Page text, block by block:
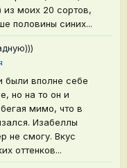
и в этот же
ещё были видны.
(сосулечные) и
селитрой. К слову
вершинку, а
как эпидемия.
из моих 20 сортов,
половины синих...
были вполне себе
но на то он и
мимо, что в
Изабеллы
не смогу. Вкус
оттенков...